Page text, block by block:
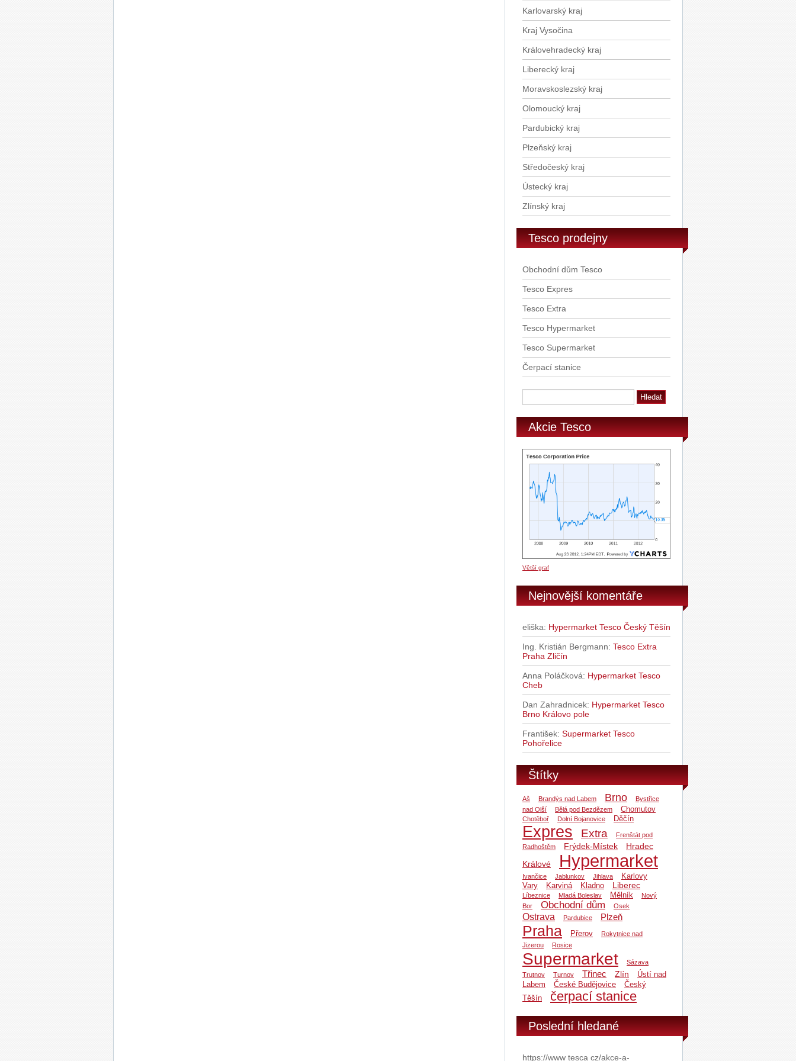
Karlovarský kraj
Kraj Vysočina
Královehradecký kraj
Liberecký kraj
Moravskoslezský kraj
Olomoucký kraj
Pardubický kraj
Plzeňský kraj
Středočeský kraj
Ústecký kraj
Zlínský kraj
Tesco prodejny
Obchodní dům Tesco
Tesco Expres
Tesco Extra
Tesco Hypermarket
Tesco Supermarket
Čerpací stanice
Akcie Tesco
Větší graf
Nejnovější komentáře
eliška: Hypermarket Tesco Český Těšín
Ing. Kristián Bergmann: Tesco Extra
Praha Zličín
Anna Poláčková: Hypermarket Tesco
Cheb
Dan Zahradnicek: Hypermarket Tesco
Brno Královo pole
František: Supermarket Tesco
Pohořelice
Štítky
Aš Brandýs nad Labem Brno
Bystřice
nad Olší
Bělá pod Bezdězem Chomutov
Chotěboř Dolní Bojanovice Děčín
Expres Extra
Frenštát pod
Radhoštěm
Frýdek-Místek
Hradec
Králové
Hypermarket
Ivančice Jablunkov Jihlava
Karlovy
Vary
Karviná Kladno Liberec
Líbeznice Mladá Boleslav Mělník
Nový
Bor
Obchodní dům Osek
Ostrava Pardubice Plzeň
Praha Přerov
Rokytnice nad
Jizerou
Rosice
Supermarket
Sázava
Trutnov
Turnov Třinec Zlín
Ústí nad
Labem
České Budějovice
Český
Těšín
čerpací stanice
Poslední hledané
https://www tesca cz/akce-a-